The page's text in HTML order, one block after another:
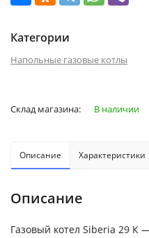
Категории
Напольные газовые котлы
Склад магазина: В наличии
Описание Характеристики
Описание
Газовый котел Siberia 29 К